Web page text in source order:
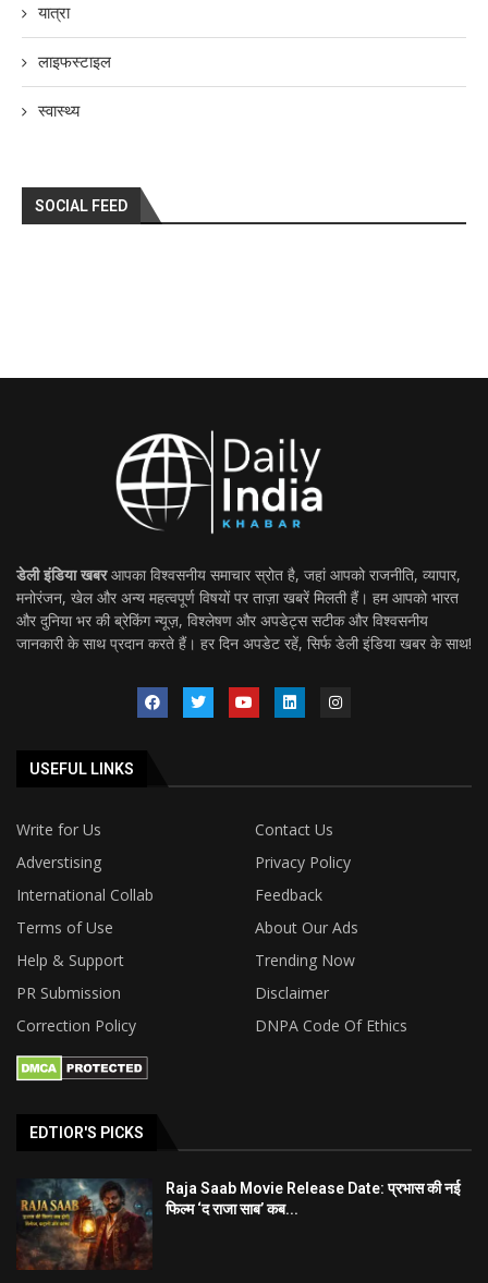
यात्रा
लाइफस्टाइल
स्वास्थ्य
SOCIAL FEED
डेली इंडिया खबरआपका विश्वसनीय समाचार स्रोत है, जहां आपको राजनीति, व्यापार,
मनोरंजन, खेल और अन्य महत्वपूर्ण विषयों पर ताज़ा खबरें मिलती हैं। हम आपको भारत
और दुनिया भर की ब्रेकिंग न्यूज़, विश्लेषण और अपडेट्स सटीक और विश्वसनीय
जानकारी के साथ प्रदान करते हैं। हर दिन अपडेट रहें, सिर्फ डेली इंडिया खबर के साथ!
USEFUL LINKS
Write for Us
Contact Us
Adverstising
Privacy Policy
International Collab
Feedback
Terms of Use
About Our Ads
Help & Support
Trending Now
PR Submission
Disclaimer
Correction Policy
DNPA Code Of Ethics
EDTIOR'S PICKS
Raja Saab Movie Release Date: प्रभास की नई
फिल्म ‘द राजा साब’ कब...